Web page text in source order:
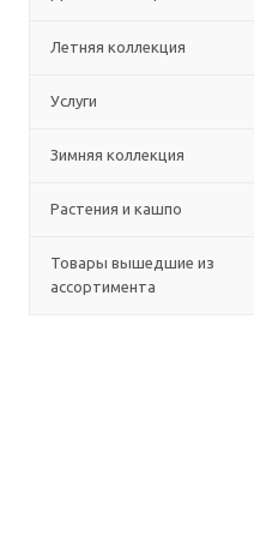
Летняя коллекция
Услуги
Зимняя коллекция
Растения и кашпо
Товары вышедшие из
ассортимента